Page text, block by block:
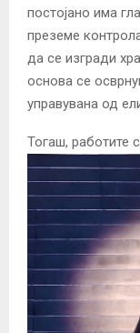
постојано има
преземе
да се изгради
основа се
управувана од
Тогаш, работите